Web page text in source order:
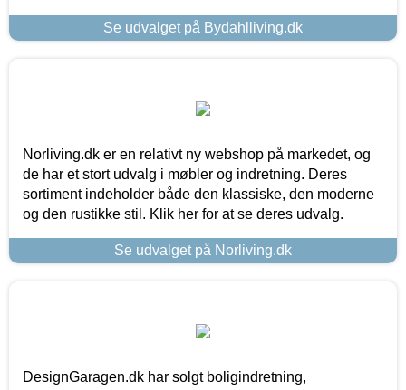
Se udvalget på Bydahlliving.dk
Norliving.dk er en relativt ny webshop på markedet, og
de har et stort udvalg i møbler og indretning. Deres
sortiment indeholder både den klassiske, den moderne
og den rustikke stil. Klik her for at se deres udvalg.
Se udvalget på Norliving.dk
DesignGaragen.dk har solgt boligindretning,